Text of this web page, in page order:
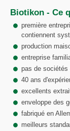
Biotikon - Ce
première
contiennent
production
entreprise
pas de
40 ans
excellents
enveloppe des
fabriqué en
meilleurs